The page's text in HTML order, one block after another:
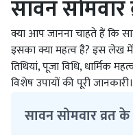
सावन
क्या आप जानना चाहते हैं कि
इसका क्या महत्व है? इस लेख
तिथियां, पूजा विधि, धार्मिक
विशेष उपायों की पूरी जानकारी।
सावन सोमवार व्रत